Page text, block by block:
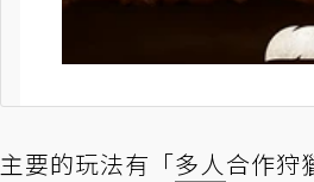
主要的玩法有「多人合作狩